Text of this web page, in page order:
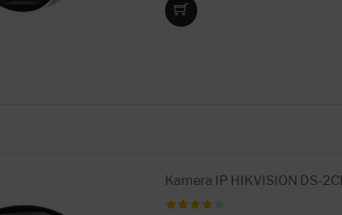
Kamera IP HIKVISION DS-